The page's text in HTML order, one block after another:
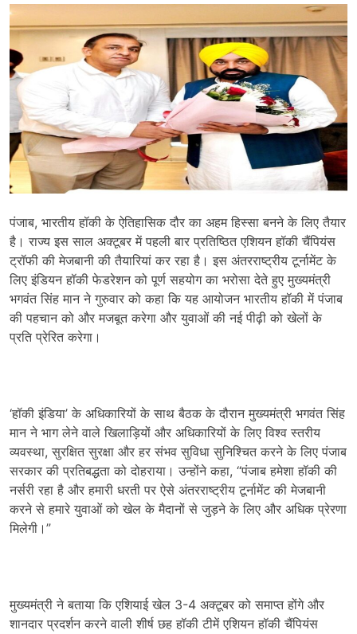
पंजाब, भारतीय हॉकी के ऐतिहासिक दौर का अहम हिस्सा बनने के लिए तैयार
है। राज्य इस साल अक्टूबर में पहली बार प्रतिष्ठित एशियन हॉकी चैंपियंस
ट्रॉफी की मेजबानी की तैयारियां कर रहा है। इस अंतरराष्ट्रीय टूर्नामेंट के
लिए इंडियन हॉकी फेडरेशन को पूर्ण सहयोग का भरोसा देते हुए मुख्यमंत्री
भगवंत सिंह मान ने गुरुवार को कहा कि यह आयोजन भारतीय हॉकी में पंजाब
की पहचान को और मजबूत करेगा और युवाओं की नई पीढ़ी को खेलों के
प्रति प्रेरित करेगा।
‘हॉकी इंडिया’ के अधिकारियों के साथ बैठक के दौरान मुख्यमंत्री भगवंत सिंह
मान ने भाग लेने वाले खिलाड़ियों और अधिकारियों के लिए विश्व स्तरीय
व्यवस्था, सुरक्षित सुरक्षा और हर संभव सुविधा सुनिश्चित करने के लिए पंजाब
सरकार की प्रतिबद्धता को दोहराया। उन्होंने कहा, “पंजाब हमेशा हॉकी की
नर्सरी रहा है और हमारी धरती पर ऐसे अंतरराष्ट्रीय टूर्नामेंट की मेजबानी
करने से हमारे युवाओं को खेल के मैदानों से जुड़ने के लिए और अधिक प्रेरणा
मिलेगी।”
मुख्यमंत्री ने बताया कि एशियाई खेल 3-4 अक्टूबर को समाप्त होंगे और
शानदार प्रदर्शन करने वाली शीर्ष छह हॉकी टीमें एशियन हॉकी चैंपियंस